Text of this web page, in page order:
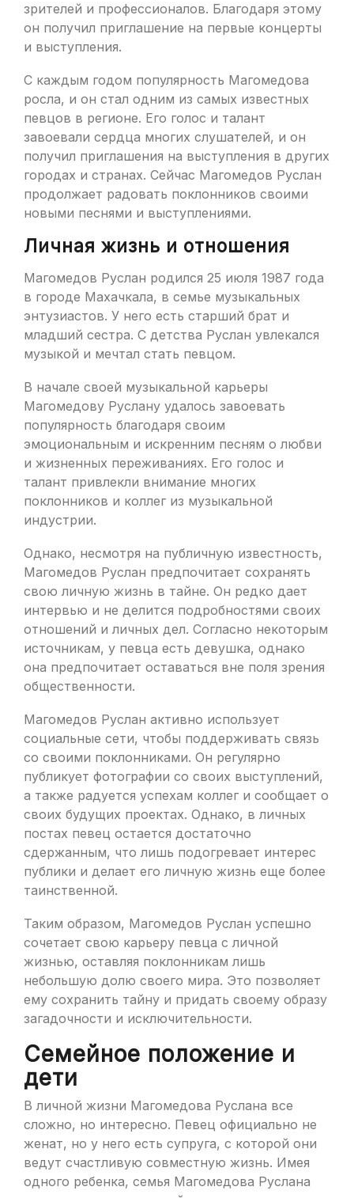
зрителей и профессионалов. Благодаря этому
он получил приглашение на первые концерты
и выступления.
С каждым годом популярность Магомедова
росла, и он стал одним из самых известных
певцов в регионе. Его голос и талант
завоевали сердца многих слушателей, и он
получил приглашения на выступления в других
городах и странах. Сейчас Магомедов Руслан
продолжает радовать поклонников своими
новыми песнями и выступлениями.
Личная жизнь и отношения
Магомедов Руслан родился 25 июля 1987 года
в городе Махачкала, в семье музыкальных
энтузиастов. У него есть старший брат и
младший сестра. С детства Руслан увлекался
музыкой и мечтал стать певцом.
В начале своей музыкальной карьеры
Магомедову Руслану удалось завоевать
популярность благодаря своим
эмоциональным и искренним песням о любви
и жизненных переживаниях. Его голос и
талант привлекли внимание многих
поклонников и коллег из музыкальной
индустрии.
Однако, несмотря на публичную известность,
Магомедов Руслан предпочитает сохранять
свою личную жизнь в тайне. Он редко дает
интервью и не делится подробностями своих
отношений и личных дел. Согласно некоторым
источникам, у певца есть девушка, однако
она предпочитает оставаться вне поля зрения
общественности.
Магомедов Руслан активно использует
социальные сети, чтобы поддерживать связь
со своими поклонниками. Он регулярно
публикует фотографии со своих выступлений,
а также радуется успехам коллег и сообщает о
своих будущих проектах. Однако, в личных
постах певец остается достаточно
сдержанным, что лишь подогревает интерес
публики и делает его личную жизнь еще более
таинственной.
Таким образом, Магомедов Руслан успешно
сочетает свою карьеру певца с личной
жизнью, оставляя поклонникам лишь
небольшую долю своего мира. Это позволяет
ему сохранить тайну и придать своему образу
загадочности и исключительности.
Семейное положение и
дети
В личной жизни Магомедова Руслана все
сложно, но интересно. Певец официально не
женат, но у него есть супруга, с которой они
ведут счастливую совместную жизнь. Имея
одного ребенка, семья Магомедова Руслана